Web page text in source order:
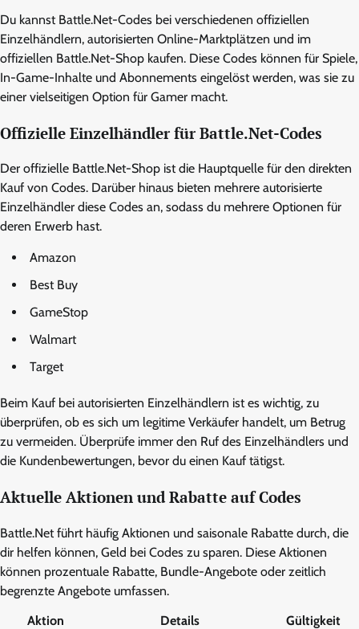
Du kannst Battle.Net-Codes bei verschiedenen offiziellen
Einzelhändlern, autorisierten Online-Marktplätzen und im
offiziellen Battle.Net-Shop kaufen. Diese Codes können für Spiele,
In-Game-Inhalte und Abonnements eingelöst werden, was sie zu
einer vielseitigen Option für Gamer macht.
Offizielle Einzelhändler für Battle.Net-Codes
Der offizielle Battle.Net-Shop ist die Hauptquelle für den direkten
Kauf von Codes. Darüber hinaus bieten mehrere autorisierte
Einzelhändler diese Codes an, sodass du mehrere Optionen für
deren Erwerb hast.
Amazon
Best Buy
GameStop
Walmart
Target
Beim Kauf bei autorisierten Einzelhändlern ist es wichtig, zu
überprüfen, ob es sich um legitime Verkäufer handelt, um Betrug
zu vermeiden. Überprüfe immer den Ruf des Einzelhändlers und
die Kundenbewertungen, bevor du einen Kauf tätigst.
Aktuelle Aktionen und Rabatte auf Codes
Battle.Net führt häufig Aktionen und saisonale Rabatte durch, die
dir helfen können, Geld bei Codes zu sparen. Diese Aktionen
können prozentuale Rabatte, Bundle-Angebote oder zeitlich
begrenzte Angebote umfassen.
Aktion
Details Gültigkeit